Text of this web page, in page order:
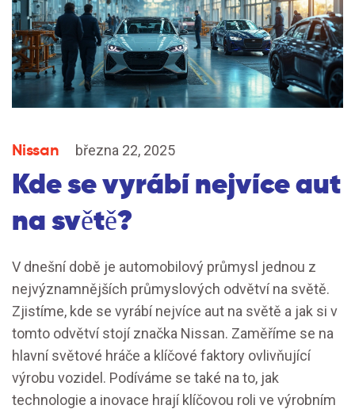
Nissan března 22, 2025
Kde se vyrábí nejvíce aut
na světě?
V dnešní době je automobilový průmysl jednou z
nejvýznamnějších průmyslových odvětví na světě.
Zjistíme, kde se vyrábí nejvíce aut na světě a jak si v
tomto odvětví stojí značka Nissan. Zaměříme se na
hlavní světové hráče a klíčové faktory ovlivňující
výrobu vozidel. Podíváme se také na to, jak
technologie a inovace hrají klíčovou roli ve výrobním